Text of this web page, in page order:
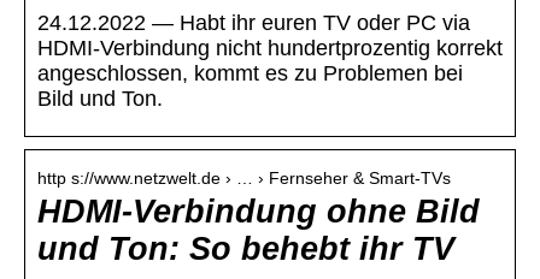
24.12.2022 — Habt ihr euren TV oder PC via
HDMI-Verbindung nicht hundertprozentig korrekt
angeschlossen, kommt es zu Problemen bei
Bild und Ton.
http s://www.netzwelt.de › … › Fernseher & Smart-TVs
HDMI-Verbindung ohne Bild
und Ton: So behebt ihr TV